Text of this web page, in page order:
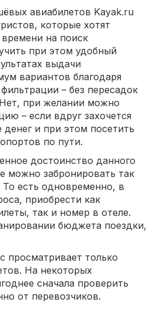
авиабилетов Kayak.ru
которые хотят
на поиск
при этом удобный
выдачи
вариантов благодаря
– без пересадок
при желании можно
– если вдруг захочется
и при этом посетить
по пути.
достоинство данного
можно забронировать так
есть одновременно, в
приобрести как
так и номер в отеле.
бюджета поездки,
просматривает только
На некоторых
сначала проверить
от перевозчиков.